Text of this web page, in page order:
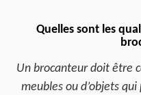
Quelles sont les
Un brocanteur doit être
meubles ou d’objets